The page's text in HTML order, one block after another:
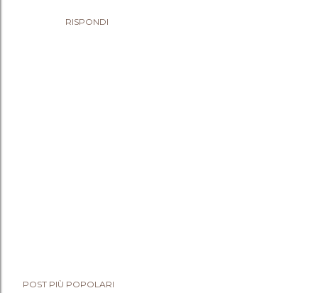
RISPONDI
POST PIÙ POPOLARI